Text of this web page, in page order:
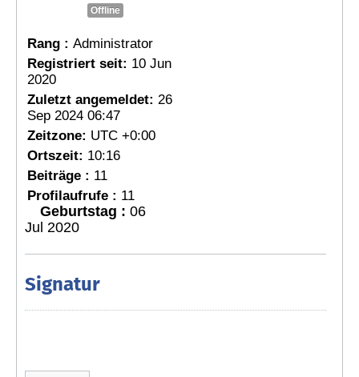
Offline
Rang : Administrator
Registriert seit: 10 Jun
2020
Zuletzt angemeldet: 26
Sep 2024 06:47
Zeitzone: UTC +0:00
Ortszeit: 10:16
Beiträge : 11
Profilaufrufe : 11
Geburtstag : 06
Jul 2020
Signatur